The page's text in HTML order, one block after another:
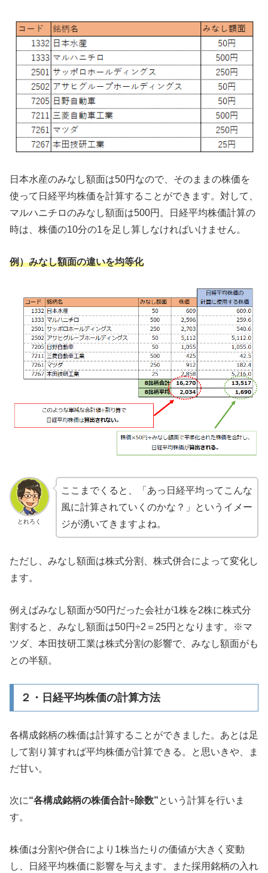
日本水産のみなし額面は50円なので、そのままの株価を
使って日経平均株価を計算することができます。対して、
マルハニチロのみなし額面は500円。日経平均株価計算の
時は、株価の10分の1を足し算しなければいけません。
例）みなし額面の違いを均等化
とれろく
ここまでくると、「あっ日経平均ってこんな
風に計算されていくのかな？」というイメー
ジが湧いてきますよね。
ただし、みなし額面は株式分割、株式併合によって変化し
ます。
例えばみなし額面が50円だった会社が1株を2株に株式分
割すると、みなし額面は50円÷2＝25円となります。※マ
ツダ、本田技研工業は株式分割の影響で、みなし額面がも
との半額。
２・日経平均株価の計算方法
各構成銘柄の株価は計算することができました。あとは足
して割り算すれば平均株価が計算できる。と思いきや、ま
だ甘い。
次に“各構成銘柄の株価合計÷除数”という計算を行いま
す。
株価は分割や併合により1株当たりの価値が大きく変動
し、日経平均株価に影響を与えます。また採用銘柄の入れ